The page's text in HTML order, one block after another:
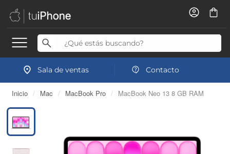
Sala de ventas Contacto
Inicio / Mac / MacBook Pro / MacBook Neo 13 8 GB RAM